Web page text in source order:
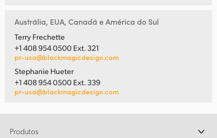
Austrália, EUA, Canadá e América do Sul
Terry Frechette
+1 408 954 0500 Ext. 321
pr-usa@blackmagicdesign.com
Stephanie Hueter
+1 408 954 0500 Ext. 339
pr-usa@blackmagicdesign.com
Produtos